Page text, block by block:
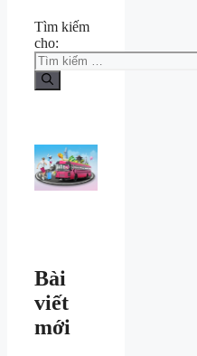
Tìm kiếm
cho:
Bài
viết
mới